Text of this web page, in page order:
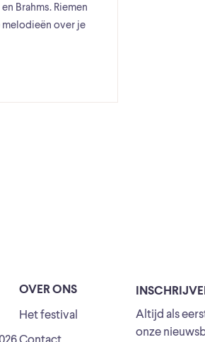
Brahms. Riemen
melodieën over je
OVER ONS
Het festival
Altijd als
onze